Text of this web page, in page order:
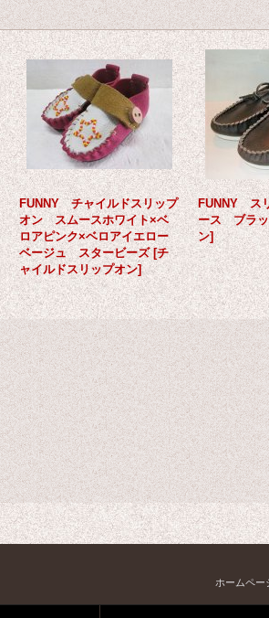
FUNNY チャイルドスリップ
オン スムースホワイト×ベ
ロアピンク×ベロアイエロー
ベージュ スタービーズ [チ
ャイルドスリップオン]
FUNNY ス
ース ブラ
ン]
ホームペー